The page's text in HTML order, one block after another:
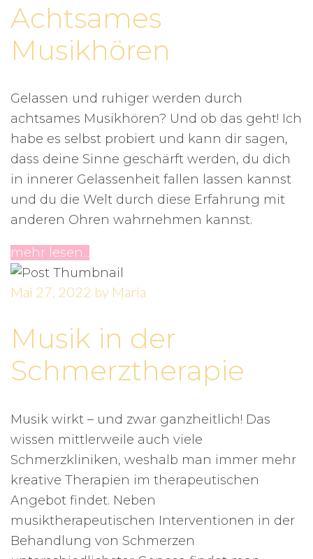
Achtsames
Musikhören
Gelassen und ruhiger werden durch
achtsames Musikhören? Und ob das geht! Ich
habe es selbst probiert und kann dir sagen,
dass deine Sinne geschärft werden, du dich
in innerer Gelassenheit fallen lassen kannst
und du die Welt durch diese Erfahrung mit
anderen Ohren wahrnehmen kannst.
mehr lesen...
Mai 27, 2022 by Maria
Musik in der
Schmerztherapie
Musik wirkt – und zwar ganzheitlich! Das
wissen mittlerweile auch viele
Schmerzkliniken, weshalb man immer mehr
kreative Therapien im therapeutischen
Angebot findet. Neben
musiktherapeutischen Interventionen in der
Behandlung von Schmerzen